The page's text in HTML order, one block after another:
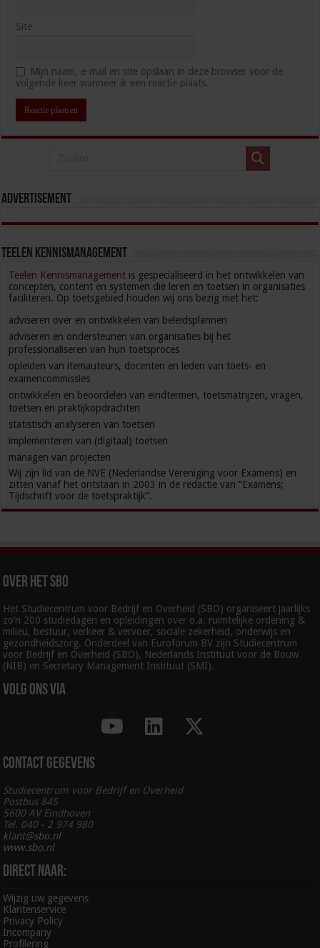
Site
Mijn naam, e-mail en site opslaan in deze browser voor de
volgende keer wanneer ik een reactie plaats.
Advertisement
Teelen kennismanagement
Teelen Kennismanagement is gespecialiseerd in het ontwikkelen van
concepten, content en systemen die leren en toetsen in organisaties
faciliteren. Op toetsgebied houden wij ons bezig met het:
adviseren over en ontwikkelen van beleidsplannen
adviseren en ondersteunen van organisaties bij het
professionaliseren van hun toetsproces
opleiden van itemauteurs, docenten en leden van toets- en
examencommissies
ontwikkelen en beoordelen van eindtermen, toetsmatrijzen, vragen,
toetsen en praktijkopdrachten
statistisch analyseren van toetsen
implementeren van (digitaal) toetsen
managen van projecten
Wij zijn lid van de NVE (Nederlandse Vereniging voor Examens) en
zitten vanaf het ontstaan in 2003 in de redactie van “Examens;
Tijdschrift voor de toetspraktijk”.
Over het SBO
Het Studiecentrum voor Bedrijf en Overheid (SBO) organiseert jaarlijks
zo’n 200 studiedagen en opleidingen over o.a. ruimtelijke ordening &
milieu, bestuur, verkeer & vervoer, sociale zekerheid, onderwijs en
gezondheidszorg. Onderdeel van Euroforum BV zijn Studiecentrum
voor Bedrijf en Overheid (SBO), Nederlands Instituut voor de Bouw
(NIB) en Secretary Management Instituut (SMI).
Volg ons via
Contact gegevens
Studiecentrum voor Bedrijf en Overheid
Postbus 845
5600 AV Eindhoven
Tel. 040 - 2 974 980
klant@sbo.nl
www.sbo.nl
Direct naar:
Wijzig uw gegevens
Klantenservice
Privacy Policy
Incompany
Profilering